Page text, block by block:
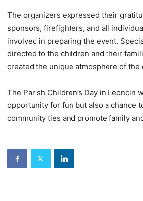
The organizers expressed their
sponsors, firefighters, and all
involved in preparing the event.
directed to the children and their
created the unique atmosphere of the
The Parish Children’s Day in Leoncin
opportunity for fun but also a chance
community ties and promote family